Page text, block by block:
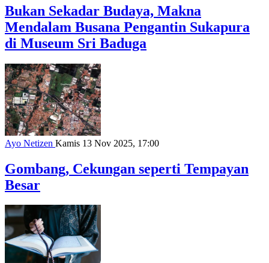
Bukan Sekadar Budaya, Makna
Mendalam Busana Pengantin Sukapura
di Museum Sri Baduga
Ayo Netizen Kamis 13 Nov 2025, 17:00
Gombang, Cekungan seperti Tempayan
Besar